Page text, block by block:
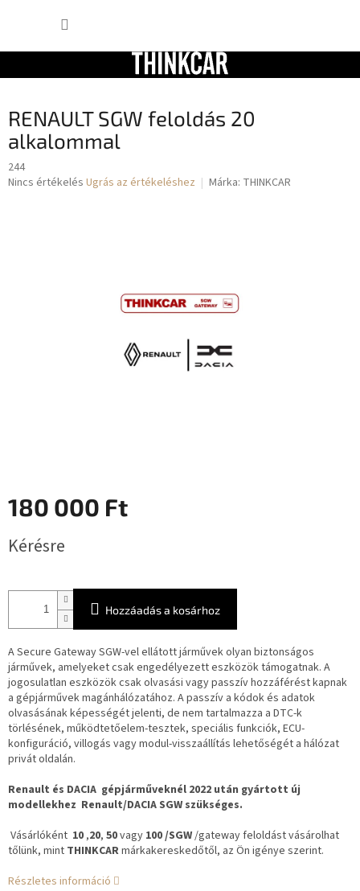
tartalomhoz
RENAULT SGW feloldás 20
alkalommal
244
A
Nincs értékelés Ugrás az értékeléshez Márka: THINKCAR
180 000 Ft
Kérésre
Hozzáadás a kosárhoz
A Secure Gateway SGW-vel ellátott járművek olyan biztonságos
járművek, amelyeket csak engedélyezett eszközök támogatnak. A
jogosulatlan eszközök csak olvasási vagy passzív hozzáférést kapnak
a gépjárművek magánhálózatához. A passzív a kódok és adatok
olvasásának képességét jelenti, de nem tartalmazza a DTC-k
törlésének, működtetőelem-tesztek, speciális funkciók, ECU-
konfiguráció, villogás vagy modul-visszaállítás lehetőségét a hálózat
privát oldalán.
Renault és DACIA gépjárműveknél 2022 után gyártott új
modellekhez Renault/DACIA SGW szükséges.
Vásárlóként 10,20, 50vagy 100 /SGW/gateway feloldást vásárolhat
tőlünk, mint THINKCARmárkakereskedőtől, az Ön igénye szerint.
Részletes információ